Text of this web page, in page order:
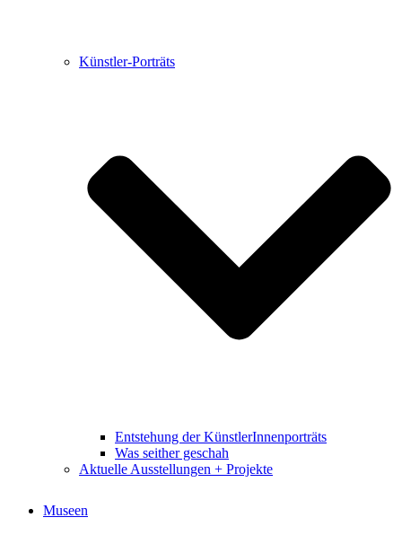
Künstler-Porträts
Entstehung der KünstlerInnenporträts
Was seither geschah
Aktuelle Ausstellungen + Projekte
Museen